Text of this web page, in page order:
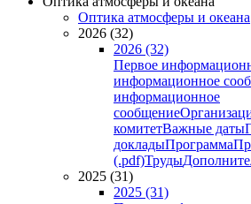
Оптика атмосферы и океана
2026 (32)
2026 (32)
Первое
информационное
информационное
сообщение
комитетВажные даты
докладыПрограмма
(.pdf)Труды
2025 (31)
2025 (31)